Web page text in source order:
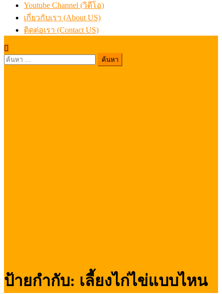
Youtube Channel (วิดีโอ)
เกี่ยวกับเรา (About US)
ติดต่อเรา (Contact US)
ค้นหา
ป้ายกำกับ: เลี้ยงไก่ไข่แบบไหน